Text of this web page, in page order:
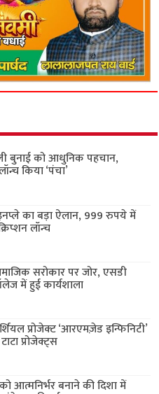
बुनाई को आधुनिक पहचान,
किया ‘पंचा’
का बड़ा ऐलान, 999 रुपये में
लॉन्च
सरोकार पर जोर, एसडी
में हुई कार्यशाला
प्रोजेक्ट ‘आरएमज़ेड इन्फिनिटी’
प्रोजेक्ट्स
आत्मनिर्भर बनाने की दिशा में